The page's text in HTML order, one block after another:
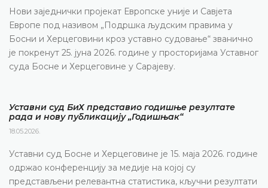
Нови заједнички пројекат Европске уније и Савјета
Европе под називом „Подршка људским правима у
Босни и Херцеговини кроз уставно судовање“ званично
је покренут 25. јуна 2026. године у просторијама Уставног
суда Босне и Херцеговине у Сарајеву.
Уставни суд БиХ представио годишње резултате
рада и нову публикацију „Годишњак“
18.05.2026.
Уставни суд Босне и Херцеговине је 15. маја 2026. године
одржао конференцију за медије на којој су
представљени релевантна статистика, кључни резултати